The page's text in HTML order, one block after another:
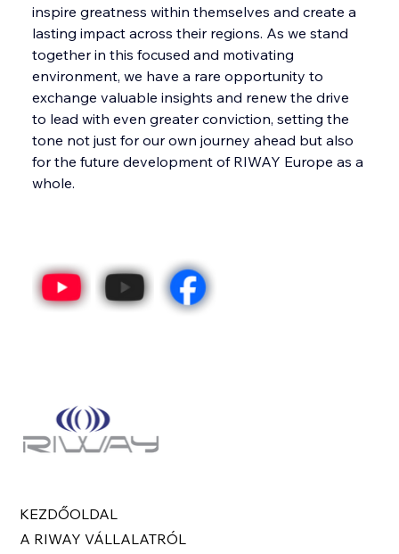
inspire greatness within themselves and create a
lasting impact across their regions. As we stand
together in this focused and motivating
environment, we have a rare opportunity to
exchange valuable insights and renew the drive
to lead with even greater conviction, setting the
tone not just for our own journey ahead but also
for the future development of RIWAY Europe as a
whole.
KEZDŐOLDAL
A RIWAY VÁLLALATRÓL